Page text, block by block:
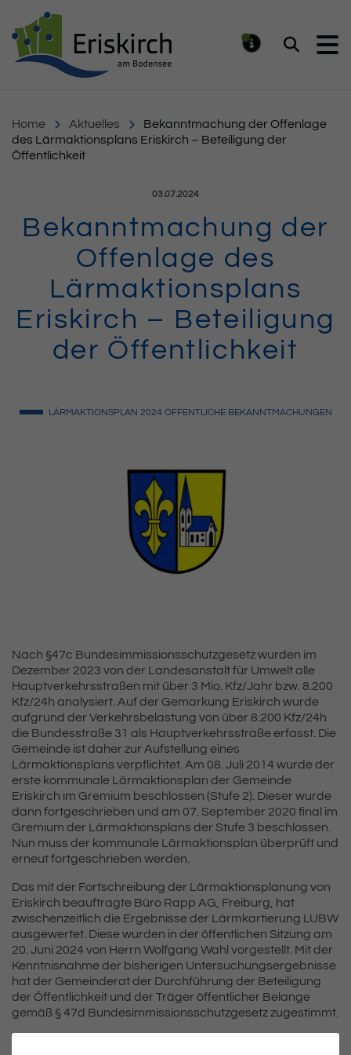
Suchen
Home Aktuelles
Bekanntmachung der Offenlage
des Lärmaktionsplans Eriskirch – Beteiligung der
Öffentlichkeit
Veröffentlicht am:
03.07.2024
Bekanntmachung der
Offenlage des
Lärmaktionsplans
Eriskirch – Beteiligung
der Öffentlichkeit
LÄRMAKTIONSPLAN 2024 ÖFFENTLICHE BEKANNTMACHUNGEN
Nach §47c Bundesimmissionsschutzgesetz wurden im
Dezember 2023 von der Landesanstalt für Umwelt alle
Hauptverkehrsstraßen mit über 3 Mio. Kfz/Jahr bzw. 8.200
Kfz/24h analysiert. Auf der Gemarkung Eriskirch wurde
aufgrund der Verkehrsbelastung von über 8.200 Kfz/24h
die Bundesstraße 31 als Hauptverkehrsstraße erfasst. Die
Gemeinde ist daher zur Aufstellung eines
Lärmaktionsplans verpflichtet. Am 08. Juli 2014 wurde der
erste kommunale Lärmaktionsplan der Gemeinde
Eriskirch im Gremium beschlossen (Stufe 2). Dieser wurde
dann fortgeschrieben und am 07. September 2020 final im
Gremium der Lärmaktionsplans der Stufe 3 beschlossen.
Nun muss der kommunale Lärmaktionsplan überprüft und
erneut fortgeschrieben werden.
Das mit der Fortschreibung der Lärmaktionsplanung von
Eriskirch beauftragte Büro Rapp AG, Freiburg, hat
zwischenzeitlich die Ergebnisse der Lärmkartierung LUBW
ausgewertet. Diese wurden in der öffentlichen Sitzung am
20. Juni 2024 von Herrn Wolfgang Wahl vorgestellt. Mit der
Kenntnisnahme der bisherigen Untersuchungsergebnisse
hat der Gemeinderat der Durchführung der Beteiligung
der Öffentlichkeit und der Träger öffentlicher Belange
gemäß § 47d Bundesimmissionsschutzgesetz zugestimmt.